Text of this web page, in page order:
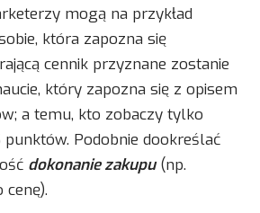
mogą na przykład
która zapozna się
cennik przyznane zostanie
który zapozna się z opisem
a temu, kto zobaczy tylko
Podobnie dookreślać
dokonanie zakupu(np.
cenę).